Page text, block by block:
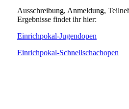
Ausschreibung, Anmeldung,
Ergebnisse findet ihr hier:
Einrichpokal-Jugendopen
Einrichpokal-Schnellschachopen